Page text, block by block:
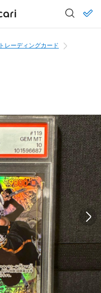
トレーディングカード